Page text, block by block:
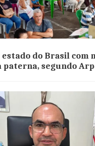
estado do Brasil com
paterna, segundo